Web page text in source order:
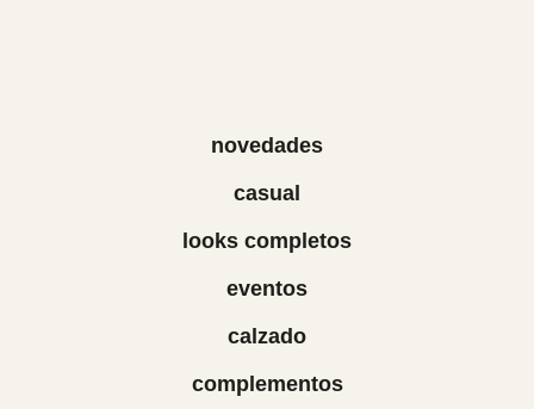
novedades
casual
looks completos
eventos
calzado
complementos